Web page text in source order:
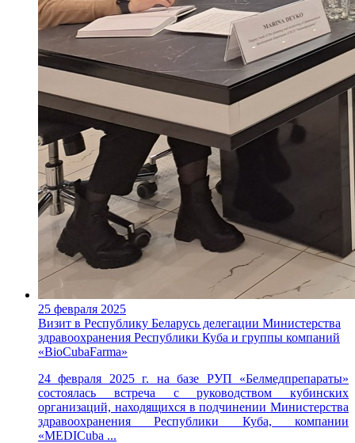
25 февраля 2025
Визит в Республику Беларусь делегации Министерства
здравоохранения Республики Куба и группы компаний
«BioCubaFarma»
24 февраля 2025 г. на базе РУП «Белмедпрепараты»
состоялась встреча с руководством кубинских
организаций, находящихся в подчинении Министерства
здравоохранения Республики Куба, компании
«MEDICuba ...